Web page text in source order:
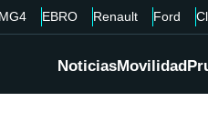
MG4 EBRO Renault Ford
NoticiasMovilidad